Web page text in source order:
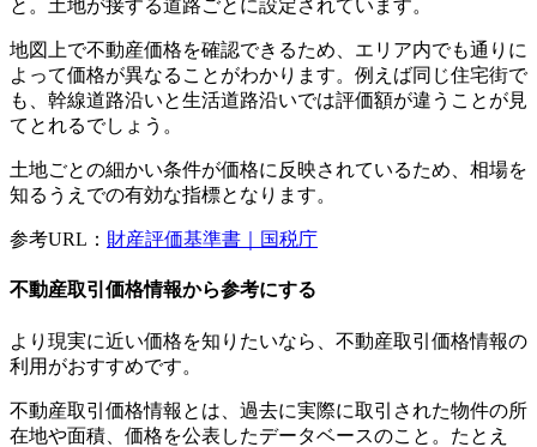
と。土地が接する道路ごとに設定されています。
地図上で不動産価格を確認できるため、エリア内でも通りに
よって価格が異なることがわかります。例えば同じ住宅街で
も、幹線道路沿いと生活道路沿いでは評価額が違うことが見
てとれるでしょう。
土地ごとの細かい条件が価格に反映されているため、相場を
知るうえでの有効な指標となります。
参考URL： 財産評価基準書｜国税庁
不動産取引価格情報から参考にする
より現実に近い価格を知りたいなら、不動産取引価格情報の
利用がおすすめです。
不動産取引価格情報とは、過去に実際に取引された物件の所
在地や面積、価格を公表したデータベースのこと。たとえ